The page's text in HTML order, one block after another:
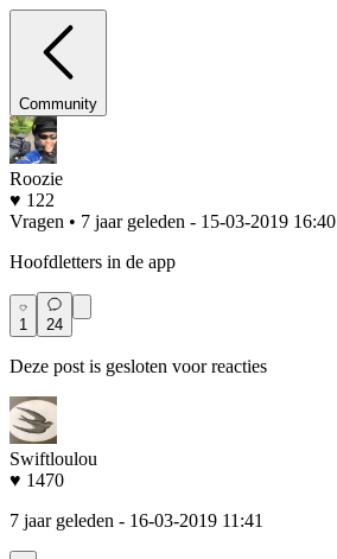
Community
Roozie
♥ 122
Vragen • 7 jaar geleden - 15-03-2019 16:40
Hoofdletters in de app
1 24
Deze post is gesloten voor reacties
Swiftloulou
♥ 1470
7 jaar geleden - 16-03-2019 11:41